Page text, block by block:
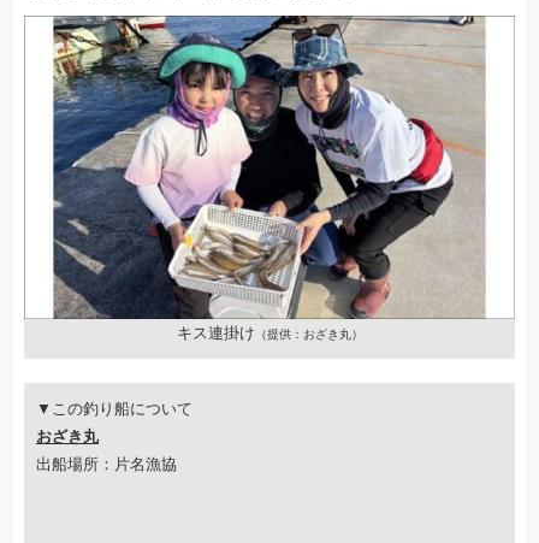
キス連掛け （提供：おざき丸）
▼この釣り船について
おざき丸
出船場所：片名漁協